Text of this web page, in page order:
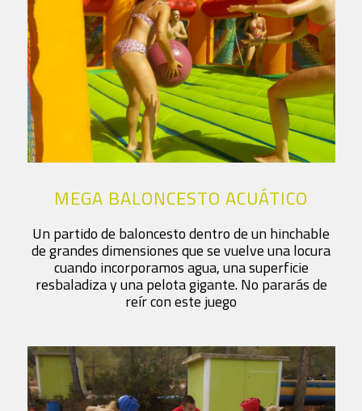
MEGA BALONCESTO ACUÁTICO
Un partido de baloncesto dentro de un hinchable
de grandes dimensiones que se vuelve una locura
cuando incorporamos agua, una superficie
resbaladiza y una pelota gigante. No pararás de
reír con este juego